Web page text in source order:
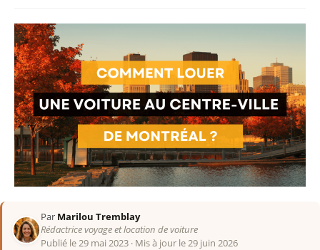
Par Marilou Tremblay
Rédactrice voyage et location de voiture
Publié le 29 mai 2023 · Mis à jour le 29 juin 2026